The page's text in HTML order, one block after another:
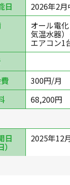
日
2026年2
オール電
気温水器
エアコン1
300円/月
68,200円
日 2025年12